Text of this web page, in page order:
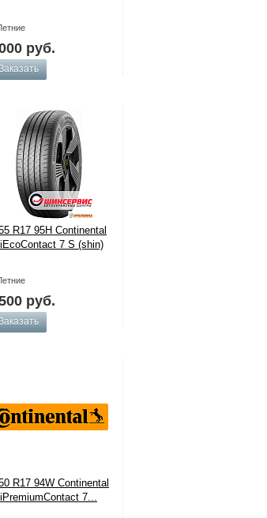
руб.
R17 95H Continental
7 S (shin)
руб.
R17 94W Continental
7...